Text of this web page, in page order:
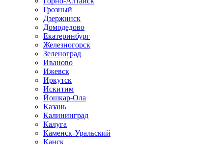
Грозный
Дзержинск
Домодедово
Екатеринбург
Железногорск
Зеленоград
Иваново
Ижевск
Иркутск
Искитим
Йошкар-Ола
Казань
Калининград
Калуга
Каменск-Уральский
Канск